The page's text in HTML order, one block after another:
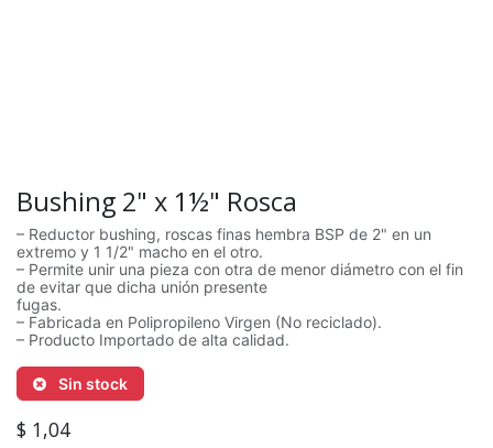
Bushing 2" x 1½" Rosca
– Reductor bushing, roscas finas hembra BSP de 2" en un
extremo y 1 1/2" macho en el otro.
– Permite unir una pieza con otra de menor diámetro con el fin
de evitar que dicha unión presente
fugas.
– Fabricada en Polipropileno Virgen (No reciclado).
– Producto Importado de alta calidad.
Sin stock
$ 1,04